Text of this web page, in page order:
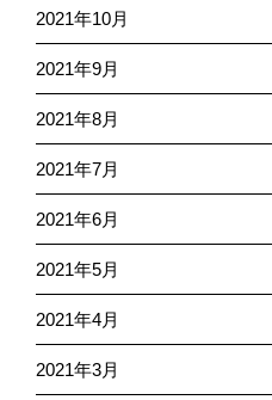
2021年10月
2021年9月
2021年8月
2021年7月
2021年6月
2021年5月
2021年4月
2021年3月